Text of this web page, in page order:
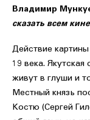
Владимир
сказать всем
Действие
19 века.
живут в глуши и
Местный князь
Костю (Сергей